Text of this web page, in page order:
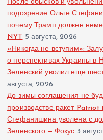
После обысков и
подозрение Ольге
почему Трамп должен
NYT 5 августа, 2026
«Никогда не вступим»:
о перспективах Украины в
Зеленский уволил еще
августа, 2026
До зимы соглашения не
производстве ракет Patriot
Стефанишина уволена с
Зеленского — Фокус 3